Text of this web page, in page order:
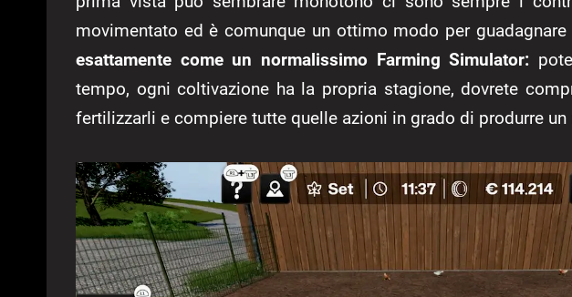
movimentato ed è comunque un ottimo modo per
esattamente come un normalissimo Farming Simulator:
tempo, ogni coltivazione ha la propria stagione, dovrete
fertilizzarli e compiere tutte quelle azioni in grado di produrre un